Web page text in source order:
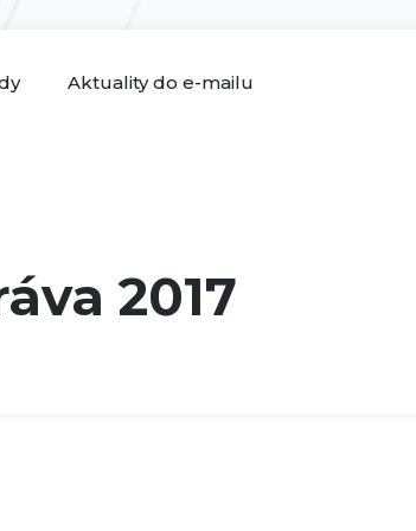
Aktuality do e-mailu
2017